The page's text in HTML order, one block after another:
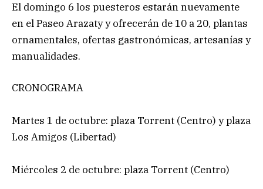
El domingo 6 los puesteros estarán nuevamente
en el Paseo Arazaty y ofrecerán de 10 a 20, plantas
ornamentales, ofertas gastronómicas, artesanías y
manualidades.
CRONOGRAMA
Martes 1 de octubre: plaza Torrent (Centro) y plaza
Los Amigos (Libertad)
Miércoles 2 de octubre: plaza Torrent (Centro)